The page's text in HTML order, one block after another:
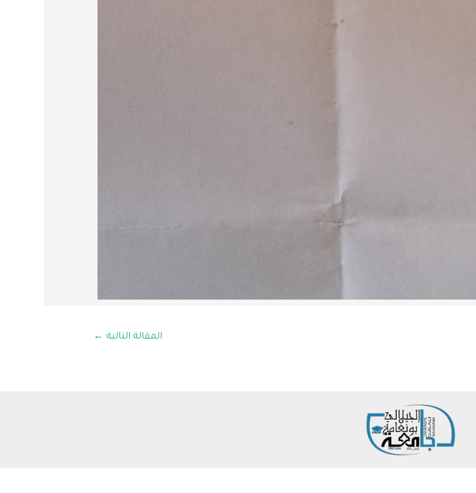
المقالة التالية ←